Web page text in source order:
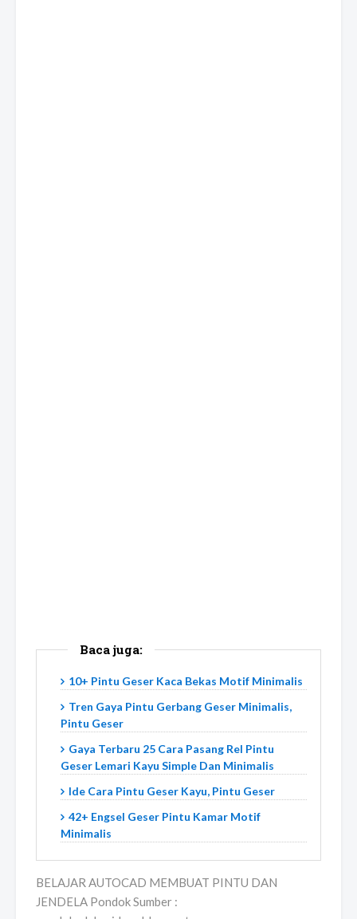
Baca juga:
10+ Pintu Geser Kaca Bekas Motif Minimalis
Tren Gaya Pintu Gerbang Geser Minimalis,
Pintu Geser
Gaya Terbaru 25 Cara Pasang Rel Pintu
Geser Lemari Kayu Simple Dan Minimalis
Ide Cara Pintu Geser Kayu, Pintu Geser
42+ Engsel Geser Pintu Kamar Motif
Minimalis
BELAJAR AUTOCAD MEMBUAT PINTU DAN
JENDELA Pondok Sumber :